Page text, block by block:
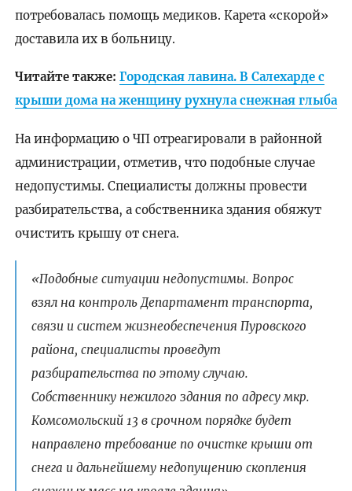
потребовалась помощь медиков. Карета «скорой»
доставила их в больницу.
Читайте также: Городская лавина. В Салехарде с
крыши дома на женщину рухнула снежная глыба
На информацию о ЧП отреагировали в районной
администрации, отметив, что подобные случае
недопустимы. Специалисты должны провести
разбирательства, а собственника здания обяжут
очистить крышу от снега.
«Подобные ситуации недопустимы. Вопрос
взял на контроль Департамент транспорта,
связи и систем жизнеобеспечения Пуровского
района, специалисты проведут
разбирательства по этому случаю.
Собственнику нежилого здания по адресу мкр.
Комсомольский 13 в срочном порядке будет
направлено требование по очистке крыши от
снега и дальнейшему недопущению скопления